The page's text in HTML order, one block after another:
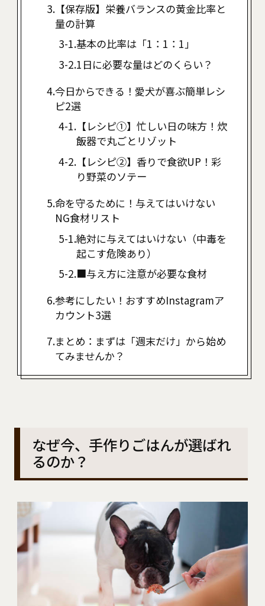
【保存版】栄養バランスの黄金比率と
量の計算
基本の比率は「1：1：1」
1日に必要な量はどのくらい？
今日からできる！愛犬が喜ぶ簡単レシ
ピ2選
【レシピ①】忙しい日の味方！炊
飯器で丸ごとリゾット
【レシピ②】香りで食欲UP！彩
り野菜のソテー
命を守るために！与えてはいけない
NG食材リスト
絶対に与えてはいけない（中毒を
起こす危険あり）
■与え方に注意が必要な食材
参考にしたい！おすすめInstagramア
カウント3選
まとめ：まずは「週末だけ」から始め
てみませんか？
なぜ今、手作りごはんが選ばれ
るのか？